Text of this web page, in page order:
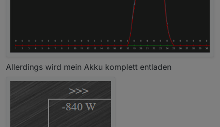
Allerdings wird mein Akku komplett entladen